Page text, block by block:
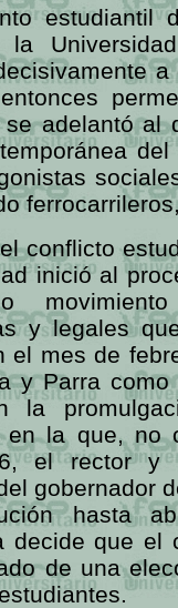
la
se adelantó al
conflicto
inició al
y legales
el mes de
y Parra
la
en la que, no
el rector y
gobernador
hasta
decide que el
de una